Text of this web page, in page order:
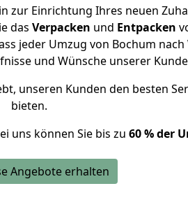
zur Einrichtung Ihres neuen
das Verpacken und Entpacken
jeder Umzug von Bochum
und Wünsche unserer
unseren Kunden den besten
bieten.
uns können Sie bis zu 60 % der
Angebote erhalten